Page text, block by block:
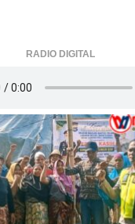
RADIO DIGITAL